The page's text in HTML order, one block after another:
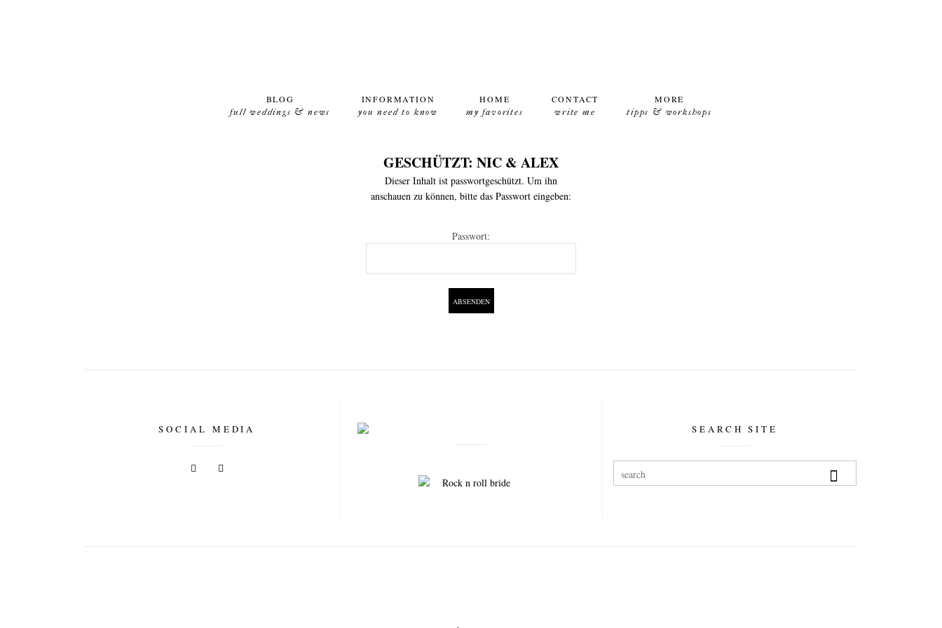
BLOG
full weddings & news
INFORMATION
you need to know
HOME
my favorites
CONTACT
write me
MORE
tipps & workshops
GESCHÜTZT: NIC & ALEX
Dieser Inhalt ist passwortgeschützt. Um ihn
anschauen zu können, bitte das Passwort eingeben:
Passwort:
SOCIAL MEDIA SEARCH SITE